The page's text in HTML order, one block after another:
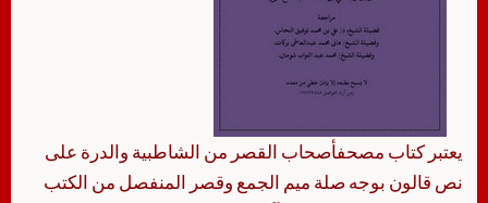
يعتبر كتاب مصحفأصحاب القصر من الشاطبية والدرة على
نص قالون بوجه صلة ميم الجمع وقصر المنفصل من الكتب